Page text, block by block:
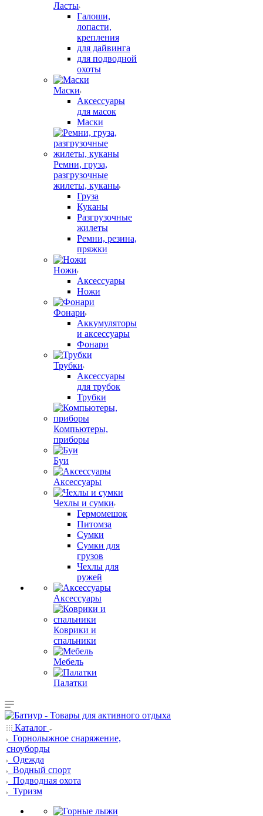
Ласты
Галоши,
лопасти,
крепления
для дайвинга
для подводной
охоты
Маски
Аксессуары
для масок
Маски
Ремни, груза,
разгрузочные
жилеты, куканы
Груза
Куканы
Разгрузочные
жилеты
Ремни, резина,
пряжки
Ножи
Аксессуары
Ножи
Фонари
Аккумуляторы
и аксессуары
Фонари
Трубки
Аксессуары
для трубок
Трубки
Компьютеры,
приборы
Буи
Аксессуары
Чехлы и сумки
Гермомешок
Питомза
Сумки
Сумки для
грузов
Чехлы для
ружей
Аксессуары
Коврики и
спальники
Мебель
Палатки
Каталог
Горнолыжное снаряжение,
сноуборды
Одежда
Водный спорт
Подводная охота
Туризм